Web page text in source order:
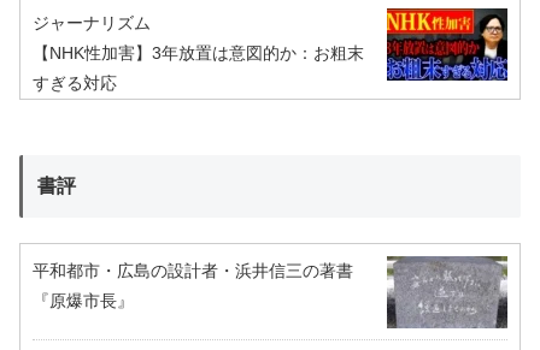
ジャーナリズム
【NHK性加害】3年放置は意図的か：お粗末
すぎる対応
書評
平和都市・広島の設計者・浜井信三の著書
『原爆市長』